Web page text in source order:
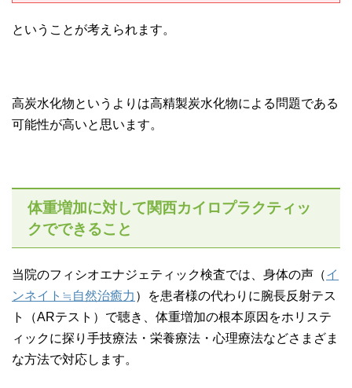
ということが考えられます。
高炭水化物というよりは高精製炭水化物による問題である
可能性が高いと思います。
体重増加に対して関西カイロプラクティッ
クでできること
当院のフィシオエナジェティック検査では、身体の声（イ
ンネイト≒自然治癒力 ）を患者様の代わりに腕長反射テス
ト（ARテスト）で聴き、体重増加の根本原因をホリステ
ィックに探り手技療法・栄養療法・心理療法などさまざま
な方法で対応します。